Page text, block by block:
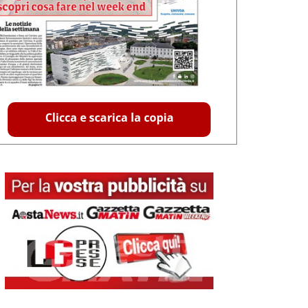
Clicca e scarica la copia